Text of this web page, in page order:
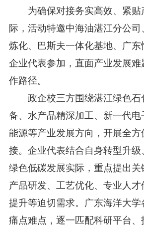
为确保对接务实高效、紧贴
际，活动特邀中海油湛江分公司
炼化、巴斯夫一体化基地、广
企业代表参加，直面产业发展难
作路径。
政企校三方围绕湛江绿色石
备、水产品精深加工、新一代
能源等产业发展方向，开展全方
接。企业代表结合自身转型升级
绿色低碳发展实际，重点提出
产品研发、工艺优化、专业人
提升等迫切需求。广东海洋大学
痛点难点，逐一匹配科研平台